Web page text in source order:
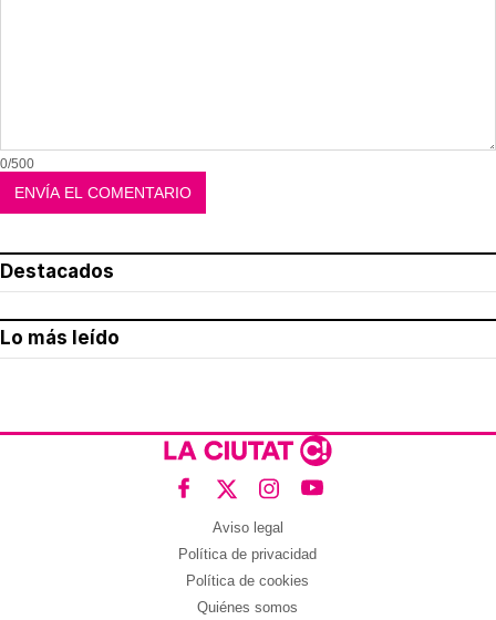
0/500
Destacados
Lo más leído
Aviso legal
Política de privacidad
Política de cookies
Quiénes somos